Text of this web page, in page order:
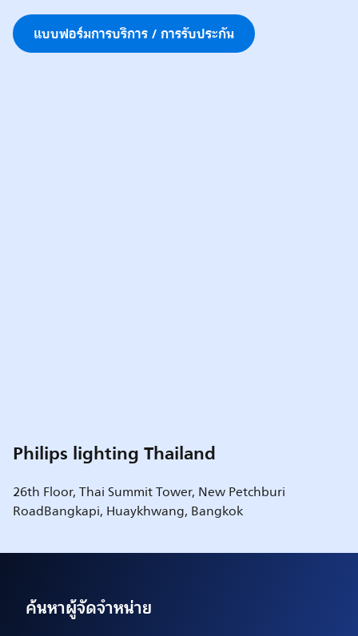
แบบฟอร์มการบริการ / การรับประกัน
Philips lighting Thailand
26th Floor, Thai Summit Tower, New Petchburi
RoadBangkapi, Huaykhwang, Bangkok
ค้นหาผู้จัดจำหน่าย